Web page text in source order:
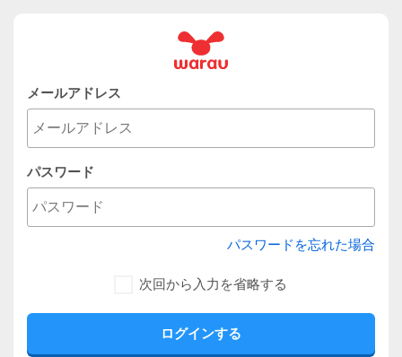
メールアドレス
パスワード
パスワードを忘れた場合
次回から入力を省略する